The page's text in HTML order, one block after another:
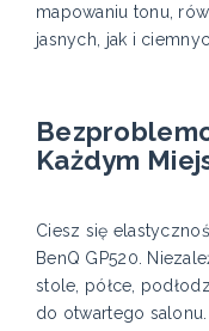
mapowaniu tonu,
jasnych, jak i
Każdym
Ciesz się
BenQ GP520.
stole, półce,
do otwartego salonu.